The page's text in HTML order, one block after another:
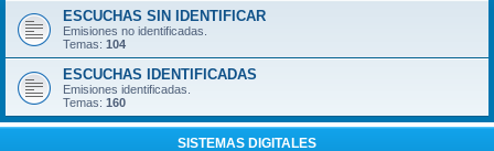
ESCUCHAS SIN IDENTIFICAR
Emisiones no identificadas.
Temas: 104
ESCUCHAS IDENTIFICADAS
Emisiones identificadas.
Temas: 160
SISTEMAS DIGITALES